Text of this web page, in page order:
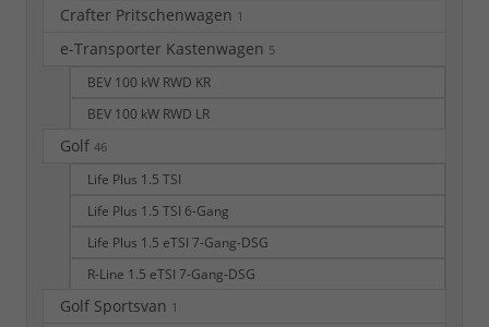
Crafter Pritschenwagen 1
e-Transporter Kastenwagen 5
BEV 100 kW RWD KR
BEV 100 kW RWD LR
Golf 46
Life Plus 1.5 TSI
Life Plus 1.5 TSI 6-Gang
Life Plus 1.5 eTSI 7-Gang-DSG
R-Line 1.5 eTSI 7-Gang-DSG
Golf Sportsvan 1